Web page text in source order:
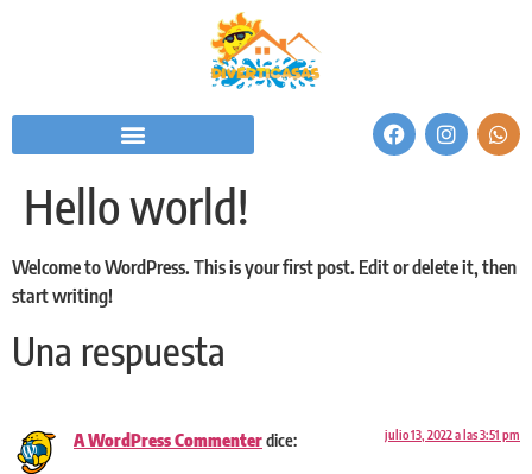
Hello world!
Welcome to WordPress. This is your first post. Edit or delete it, then
start writing!
Una respuesta
A WordPress Commenterdice: julio 13, 2022 a las 3:51 pm